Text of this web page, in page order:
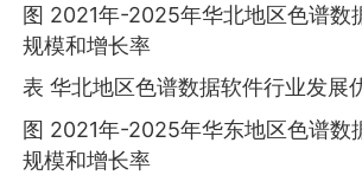
图 2021年-2025年华北地区色谱数
规模和增长率
表 华北地区色谱数据软件行业发展
图 2021年-2025年华东地区色谱数
规模和增长率